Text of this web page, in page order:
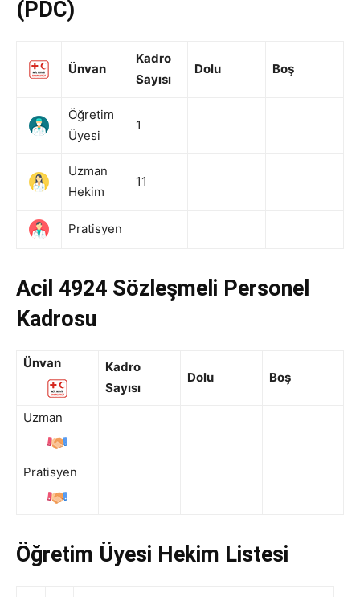
(PDC)
Ünvan
Kadro
Sayısı
Dolu Boş
Öğretim
Üyesi
1
Uzman
Hekim
11
Pratisyen
Acil 4924 Sözleşmeli Personel
Kadrosu
Ünvan
Kadro
Sayısı
Dolu Boş
Uzman
Pratisyen
Öğretim Üyesi Hekim Listesi